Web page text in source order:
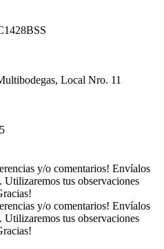
Local Nro. 11
y/o comentarios! Envíalos
. Utilizaremos tus observaciones
y/o comentarios! Envíalos
. Utilizaremos tus observaciones